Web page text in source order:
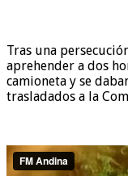
Tras una
aprehender a dos
camioneta y se
trasladados a la